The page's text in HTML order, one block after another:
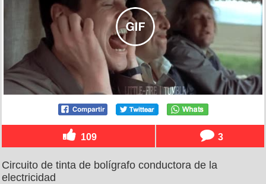
109 3
Circuito de tinta de bolígrafo conductora de la
electricidad